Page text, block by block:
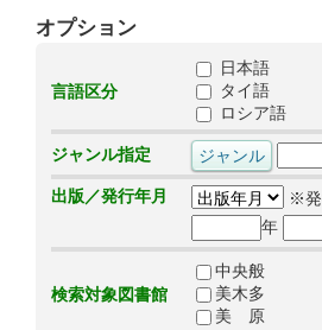
オプション
言語区分
日本語
タイ語
ロシア語
ジャンル指定
出版／発行年月
※発
年
検索対象図書館
中央般
美木多
美 原